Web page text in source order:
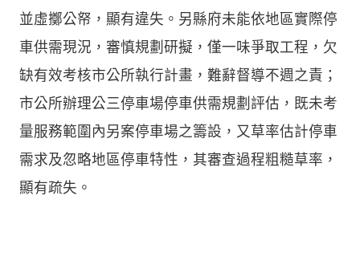
並虛擲公帑，顯有違失。另縣府未能依地區實際停
車供需現況，審慎規劃研擬，僅一味爭取工程，欠
缺有效考核市公所執行計畫，難辭督導不週之責；
市公所辦理公三停車場停車供需規劃評估，既未考
量服務範圍內另案停車場之籌設，又草率估計停車
需求及忽略地區停車特性，其審查過程粗糙草率，
顯有疏失。